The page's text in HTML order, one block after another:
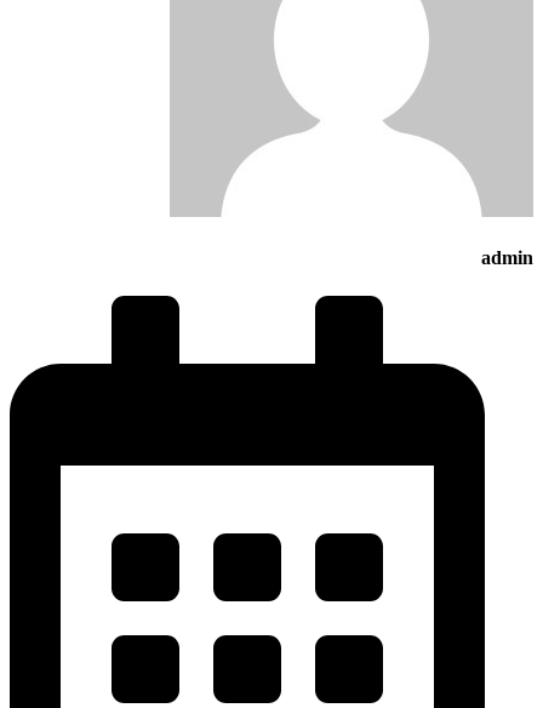
admin